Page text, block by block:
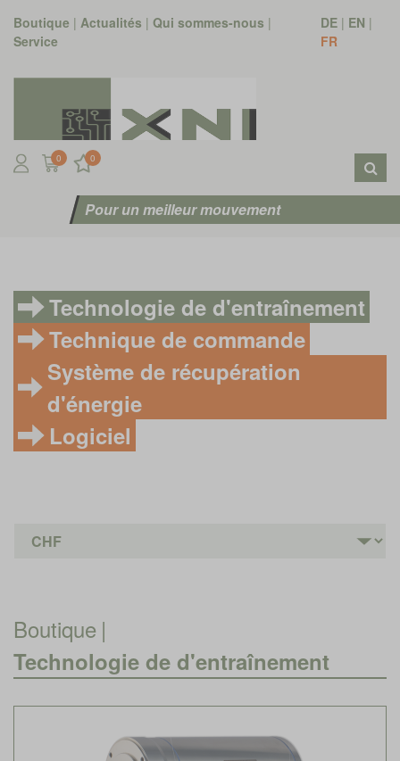
Boutique | Actualités | Qui sommes-nous |
Service
DE| EN |
FR
0 0
Pour un meilleur mouvement
Technologie de d'entraînement
Technique de commande
Système de récupération
d'énergie
Logiciel
Boutique |
Technologie de d'entraînement